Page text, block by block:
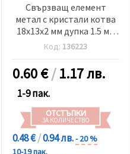
Свързващ елемент
метал с кристали котва
18x13x2 мм дупка 1.5 мм
червен-2 броя
Код: 136223
0.60€/1.17 лв.
1-9 пак.
ОТСТЪПКИ
ЗА КОЛИЧЕСТВО
0.48 €/0.94 лв.- 20 %
10-19 пак.